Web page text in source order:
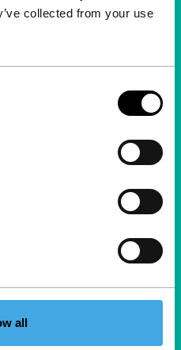
collected from your use
all